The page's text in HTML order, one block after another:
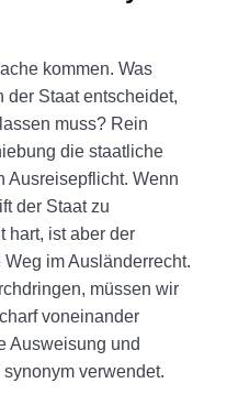
kommen. Was
Staat entscheidet,
muss? Rein
die staatliche
Ausreisepflicht. Wenn
der Staat zu
hart, ist aber der
im Ausländerrecht.
müssen wir
voneinander
Ausweisung und
verwendet.